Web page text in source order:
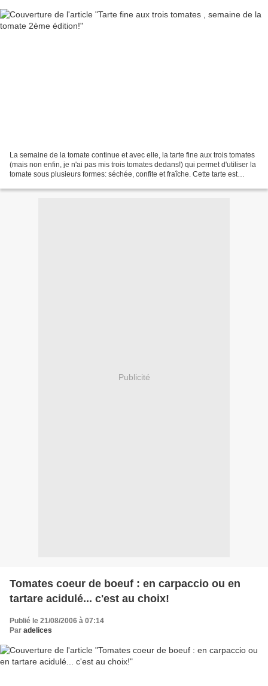
La semaine de la tomate continue et avec elle, la tarte fine aux trois tomates
(mais non enfin, je n'ai pas mis trois tomates dedans!) qui permet d'utiliser la
tomate sous plusieurs formes: séchée, confite et fraîche. Cette tarte est
Publicité
Tomates coeur de boeuf : en carpaccio ou en
tartare acidulé... c'est au choix!
Publié le 21/08/2006 à 07:14
Par adelices